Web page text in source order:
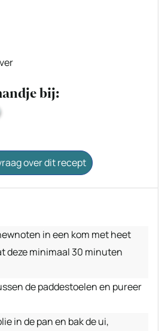
bij:
over dit recept
in een kom met heet
deze minimaal 30 minuten
de paddestoelen en pureer
in de pan en bak de ui,